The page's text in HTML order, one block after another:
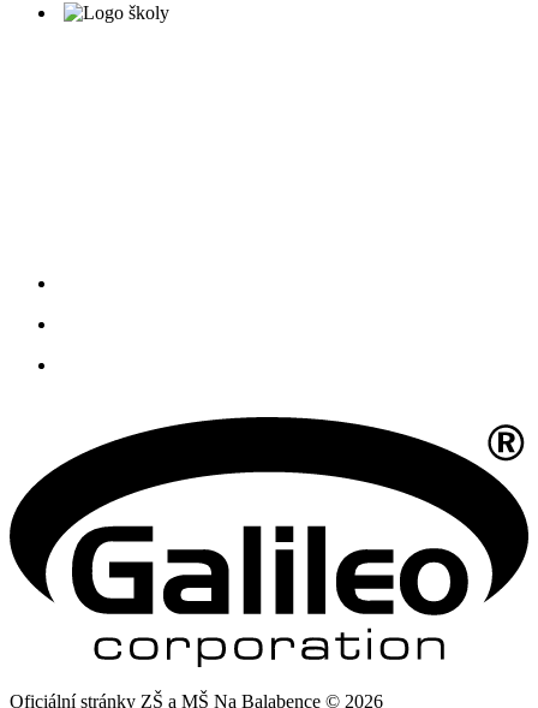
Oficiální stránky ZŠ a MŠ Na Balabence © 2026